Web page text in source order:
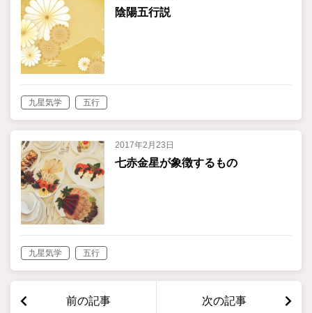
陰陽五行説
九星気学 五行
2017年2月23日
七赤金星が象徴するもの
九星気学 五行
前の記事 次の記事